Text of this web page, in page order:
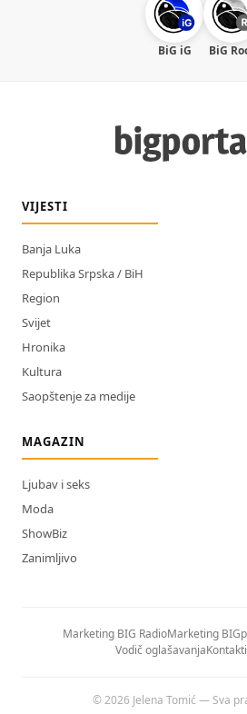
BiG iG BiG
VIJESTI
Banja Luka
Republika Srpska / BiH
Region
Svijet
Hronika
Kultura
Saopštenje za medije
MAGAZIN
Ljubav i seks
Moda
ShowBiz
Zanimljivo
Marketing BIG RadioMarketing
Vodič oglašavanja
© 2026 Jelena Tomić — Sva